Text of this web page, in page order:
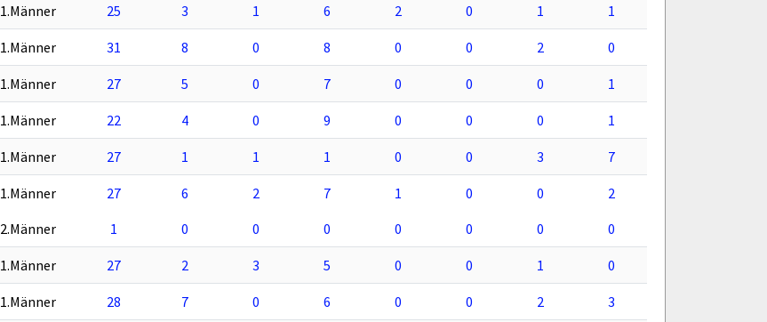
1.Männer 25 3 1 6 2 0 1 1
1.Männer 31 8 0 8 0 0 2 0
1.Männer 27 5 0 7 0 0 0 1
1.Männer 22 4 0 9 0 0 0 1
1.Männer 27 1 1 1 0 0 3 7
1.Männer 27 6 2 7 1 0 0
2
2.Männer
1 0 0 0 0 0 0 0
1.Männer 27 2 3 5 0 0 1 0
1.Männer 28 7 0 6 0 0 2 3